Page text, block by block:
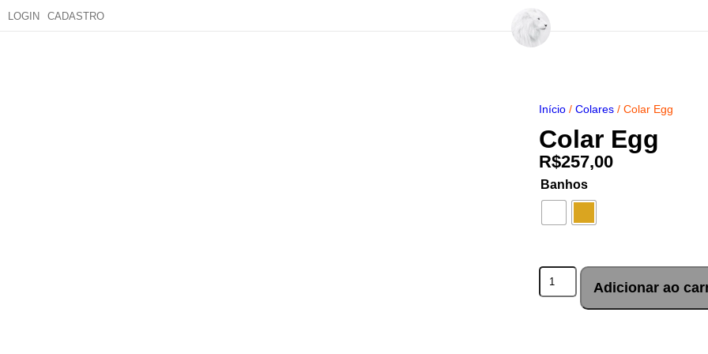
LOGIN CADASTRO
Início / Colares / Colar Egg
Colar Egg
R$257,00
Banhos
Adicionar ao